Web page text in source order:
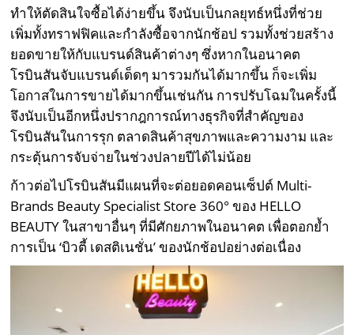
ทำให้ตัดสินใจซื้อได้ง่ายขึ้น จึงนับเป็นกลยุทธ์หนึ่งที่ช่วย
เพิ่มทั้งทราฟฟิคและกำลังซื้อจากนักช้อป รวมทั้งช่วยสร้าง
ยอดขายให้กับแบรนด์สินค้าต่างๆ ซึ่งหากในอนาคต
โรบินสันจับแบรนด์เด็ดๆ มารวมกันได้มากขึ้น ก็จะเพิ่ม
โอกาสในการขายได้มากขึ้นเช่นกัน การปรับโฉมในครั้งนี้
จึงนับเป็นอีกหนึ่งปรากฎการณ์ทางธุรกิจที่สำคัญของ
โรบินสันในการรุก ตลาดสินค้าสุขภาพและความงาม และ
กระตุ้นการจับจ่ายในช่วงปลายปีได้ไม่น้อย
ก้าวต่อไปโรบินสันมีแผนที่จะต่อยอดคอนเซ็ปต์ Multi-
Brands Beauty Specialist Store 360° ของ HELLO
BEAUTY ในสาขาอื่นๆ ที่มีศักยภาพในอนาคต เพื่อตอกย้ำ
การเป็น ‘บิวตี้ เดสติเนชั่น’ ของนักช้อปอย่างต่อเนื่อง